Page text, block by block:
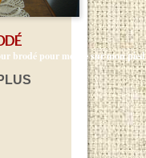
brodé pour mettre sur mon